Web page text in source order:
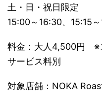
土・日・祝日限定
15:00～16:30、15:15
料金：大人4,500円 ※
サービス料別
対象店舗：NOKA